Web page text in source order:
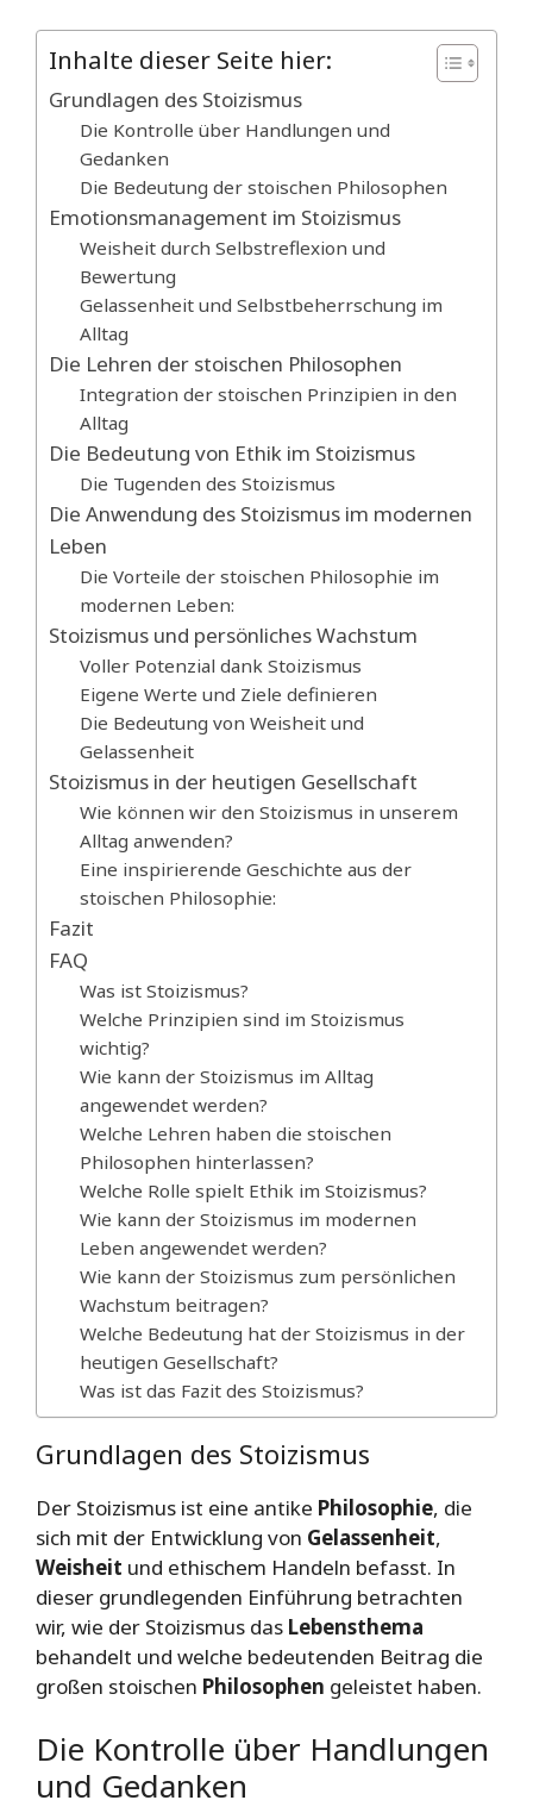
Inhalte dieser Seite hier:
Grundlagen des Stoizismus
Die Kontrolle über Handlungen und
Gedanken
Die Bedeutung der stoischen Philosophen
Emotionsmanagement im Stoizismus
Weisheit durch Selbstreflexion und
Bewertung
Gelassenheit und Selbstbeherrschung im
Alltag
Die Lehren der stoischen Philosophen
Integration der stoischen Prinzipien in den
Alltag
Die Bedeutung von Ethik im Stoizismus
Die Tugenden des Stoizismus
Die Anwendung des Stoizismus im modernen
Leben
Die Vorteile der stoischen Philosophie im
modernen Leben:
Stoizismus und persönliches Wachstum
Voller Potenzial dank Stoizismus
Eigene Werte und Ziele definieren
Die Bedeutung von Weisheit und
Gelassenheit
Stoizismus in der heutigen Gesellschaft
Wie können wir den Stoizismus in unserem
Alltag anwenden?
Eine inspirierende Geschichte aus der
stoischen Philosophie:
Fazit
FAQ
Was ist Stoizismus?
Welche Prinzipien sind im Stoizismus
wichtig?
Wie kann der Stoizismus im Alltag
angewendet werden?
Welche Lehren haben die stoischen
Philosophen hinterlassen?
Welche Rolle spielt Ethik im Stoizismus?
Wie kann der Stoizismus im modernen
Leben angewendet werden?
Wie kann der Stoizismus zum persönlichen
Wachstum beitragen?
Welche Bedeutung hat der Stoizismus in der
heutigen Gesellschaft?
Was ist das Fazit des Stoizismus?
Grundlagen des Stoizismus
Der Stoizismus ist eine antike Philosophie, die
sich mit der Entwicklung von Gelassenheit,
Weisheit und ethischem Handeln befasst. In
dieser grundlegenden Einführung betrachten
wir, wie der Stoizismus das Lebensthema
behandelt und welche bedeutenden Beitrag die
großen stoischen Philosophen geleistet haben.
Die Kontrolle über Handlungen
und Gedanken